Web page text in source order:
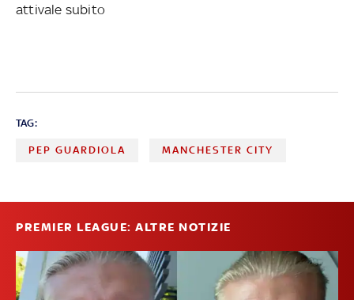
attivale subito
TAG:
PEP GUARDIOLA MANCHESTER CITY
PREMIER LEAGUE: ALTRE NOTIZIE